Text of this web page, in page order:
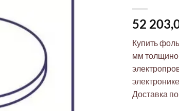
52
Купить
мм
Доставка